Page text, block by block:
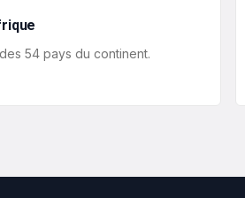
54 pays du continent.